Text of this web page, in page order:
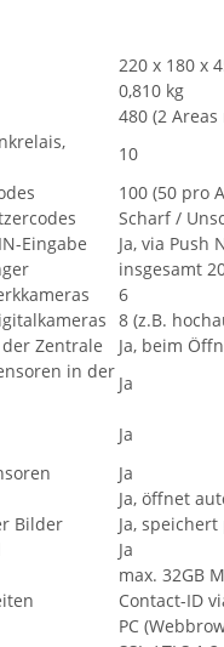
220 x 180 x
0,810 kg
480 (2
10
100 (50 pro
Scharf /
Eingabe
Ja, via Push
insgesamt
6
8 (z.B.
Zentrale
Ja, beim
in der
Ja
Ja
Ja
Ja, öffnet
Bilder
Ja,
Ja
max. 32GB
Contact-ID
PC